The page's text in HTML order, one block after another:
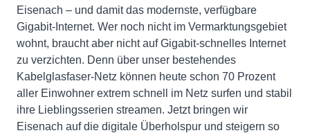
Eisenach – und damit das modernste, verfügbare
Gigabit-Internet. Wer noch nicht im Vermarktungsgebiet
wohnt, braucht aber nicht auf Gigabit-schnelles Internet
zu verzichten. Denn über unser bestehendes
Kabelglasfaser-Netz können heute schon 70 Prozent
aller Einwohner extrem schnell im Netz surfen und stabil
ihre Lieblingsserien streamen. Jetzt bringen wir
Eisenach auf die digitale Überholspur und steigern so